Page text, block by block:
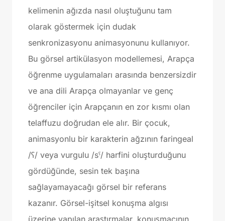
kelimenin ağızda nasıl oluştuğunu tam
olarak göstermek için dudak
senkronizasyonu animasyonunu kullanıyor.
Bu görsel artikülasyon modellemesi, Arapça
öğrenme uygulamaları arasında benzersizdir
ve ana dili Arapça olmayanlar ve genç
öğrenciler için Arapçanın en zor kısmı olan
telaffuzu doğrudan ele alır. Bir çocuk,
animasyonlu bir karakterin ağzının faringeal
/ʕ/ veya vurgulu /sˤ/ harfini oluşturduğunu
gördüğünde, sesin tek başına
sağlayamayacağı görsel bir referans
kazanır. Görsel-işitsel konuşma algısı
üzerine yapılan araştırmalar, konuşmacının